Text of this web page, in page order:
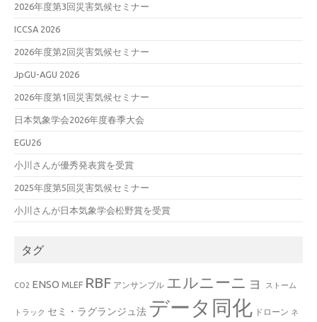
2026年度第3回災害気候セミナー
ICCSA 2026
2026年度第2回災害気候セミナー
JpGU-AGU 2026
2026年度第1回災害気候セミナー
日本気象学会2026年度春季大会
EGU26
小川さんが優秀発表賞を受賞
2025年度第5回災害気候セミナー
小川さんが日本気象学会松野賞を受賞
タグ
CO2 ENSO MLEF RBF アンサンブル エルニーニョ ストーム
トラック セミ・ラグランジュ法 データ同化 ドローン ネ